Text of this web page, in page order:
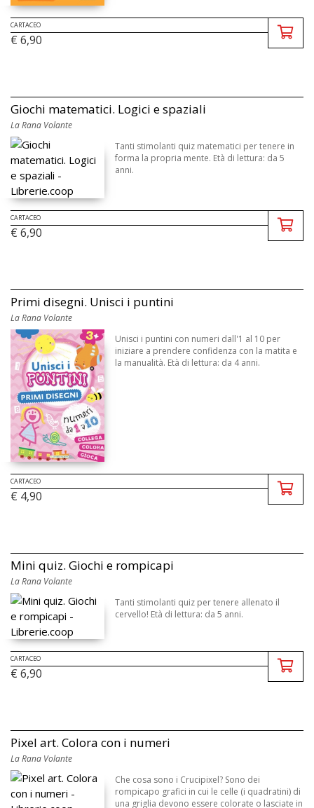
CARTACEO
€ 6,90
Giochi matematici. Logici e spaziali
La Rana Volante
Tanti stimolanti quiz matematici per tenere in
forma la propria mente. Età di lettura: da 5
anni.
CARTACEO
€ 6,90
Primi disegni. Unisci i puntini
La Rana Volante
Unisci i puntini con numeri dall'1 al 10 per
iniziare a prendere confidenza con la matita e
la manualità. Età di lettura: da 4 anni.
CARTACEO
€ 4,90
Mini quiz. Giochi e rompicapi
La Rana Volante
Tanti stimolanti quiz per tenere allenato il
cervello! Età di lettura: da 5 anni.
CARTACEO
€ 6,90
Pixel art. Colora con i numeri
La Rana Volante
Che cosa sono i Crucipixel? Sono dei
rompicapo grafici in cui le celle (i quadratini) di
una griglia devono essere colorate o lasciate in